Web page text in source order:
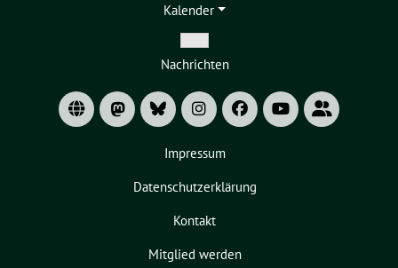
Kalender
Zeige
Untermenü
Nachrichten
Impressum
Datenschutzerklärung
Kontakt
Mitglied werden